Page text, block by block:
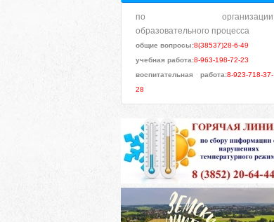
по организации
образовательного процесса
общие вопросы:8(38537)28-6-49
учебная работа:8-963-198-72-23
воспитательная работа:8-923-718-37-
28